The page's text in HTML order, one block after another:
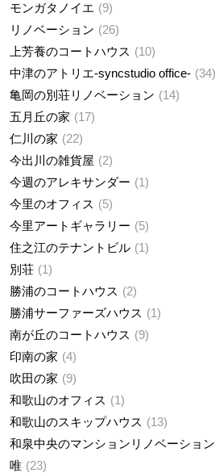
モンガタノイエ
9
リノベーション
26
上芳養のコートハウス
10
中津のアトリエ-syncstudio office- 34
亀岡の別荘リノベーション
14
五月丘の家
17
仁川の家
22
今出川の雑貨屋
2
今週のアレキサンダー
1
今里のオフィス
5
今里アートギャラリー
5
住之江のテナントビル
1
別荘
1
勝浦のコートハウス
2
勝浦サーファーズハウス
1
南が丘のコートハウス
9
印南の家
4
吹田の家
9
和歌山のオフィス
1
和歌山のスキップハウス
13
和泉中央のマンションリノベーション
唯
23